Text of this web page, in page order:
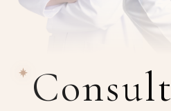
Consult